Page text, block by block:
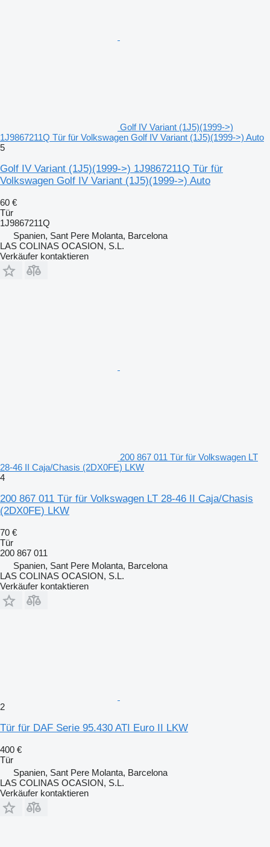
Golf IV Variant (1J5)(1999->)
1J9867211Q Tür für Volkswagen Golf IV Variant (1J5)(1999->) Auto
5
Golf IV Variant (1J5)(1999->) 1J9867211Q Tür für
Volkswagen Golf IV Variant (1J5)(1999->) Auto
60 €
Tür
1J9867211Q
Spanien, Sant Pere Molanta, Barcelona
LAS COLINAS OCASION, S.L.
Verkäufer kontaktieren
200 867 011 Tür für Volkswagen LT
28-46 II Caja/Chasis (2DX0FE) LKW
4
200 867 011 Tür für Volkswagen LT 28-46 II Caja/Chasis
(2DX0FE) LKW
70 €
Tür
200 867 011
Spanien, Sant Pere Molanta, Barcelona
LAS COLINAS OCASION, S.L.
Verkäufer kontaktieren
2
Tür für DAF Serie 95.430 ATI Euro II LKW
400 €
Tür
Spanien, Sant Pere Molanta, Barcelona
LAS COLINAS OCASION, S.L.
Verkäufer kontaktieren